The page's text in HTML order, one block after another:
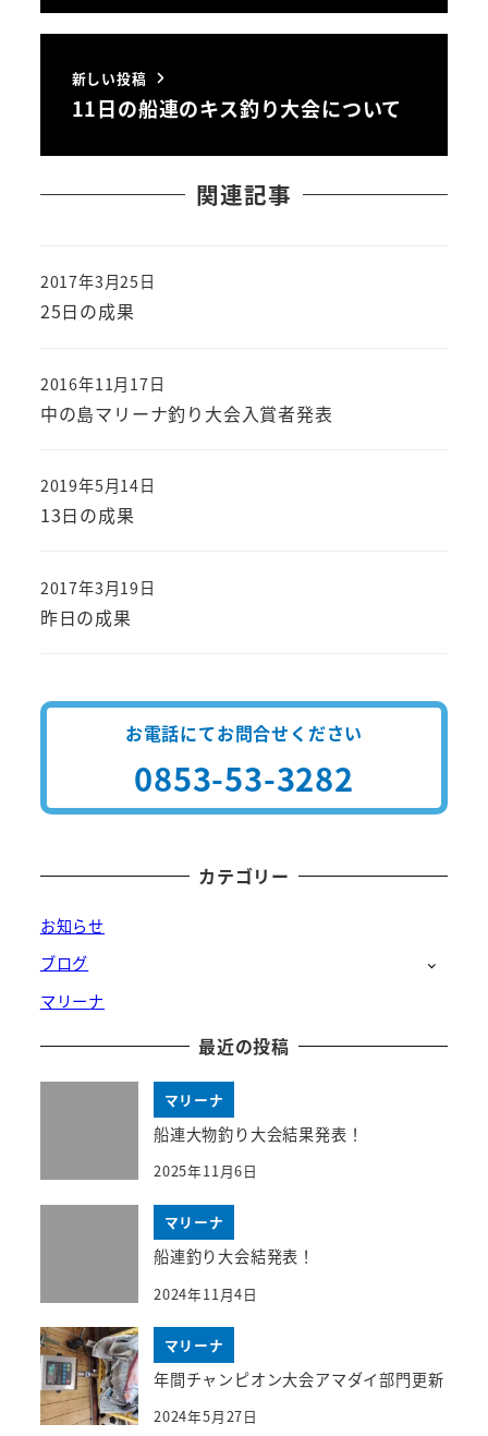
新しい投稿
11日の船連のキス釣り大会について
関連記事
25日の成果
投稿日
2017年3月25日
中の島マリーナ釣り大会入賞者発表
投稿日
2016年11月17日
13日の成果
投稿日
2019年5月14日
昨日の成果
投稿日
2017年3月19日
お電話にてお問合せください
0853-53-3282
カテゴリー
お知らせ
ブログ
マリーナ
最近の投稿
マリーナ
船連大物釣り大会結果発表！
2025年11月6日
マリーナ
船連釣り大会結発表！
2024年11月4日
マリーナ
年間チャンピオン大会アマダイ部門更新
2024年5月27日